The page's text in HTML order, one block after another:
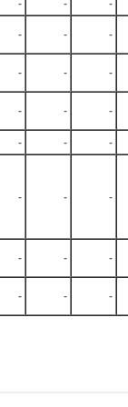
- - -
- - -
- - -
- - -
- - -
- - -
- - -